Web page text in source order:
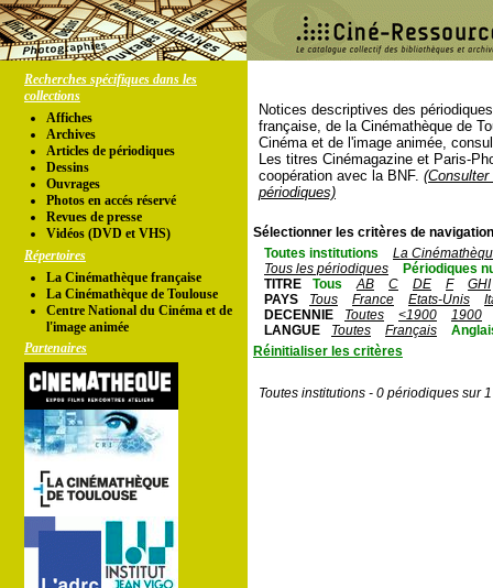
Recherches spécifiques dans les
collections
Affiches
Archives
Articles de périodiques
Dessins
Ouvrages
Photos en accés réservé
Revues de presse
Vidéos (DVD et VHS)
Répertoires
La Cinémathèque française
La Cinémathèque de Toulouse
Centre National du Cinéma et de
l'image animée
Partenaires
Notices descriptives des
française, de la Cinémathèque de
Cinéma et de l'image animée,
Les titres Cinémagazine et Paris-
coopération avec la BNF.
périodiques)
Sélectionner les critères de
Toutes institutions
La
Tous les périodiques
Périodiques
TITRE
Tous AB C DE F
GHI
PAYS
Tous France Etats-Unis
DECENNIE
Toutes <1900
1900
LANGUE
Toutes Français
Réinitialiser les critères
Toutes institutions - 0 périodiques sur